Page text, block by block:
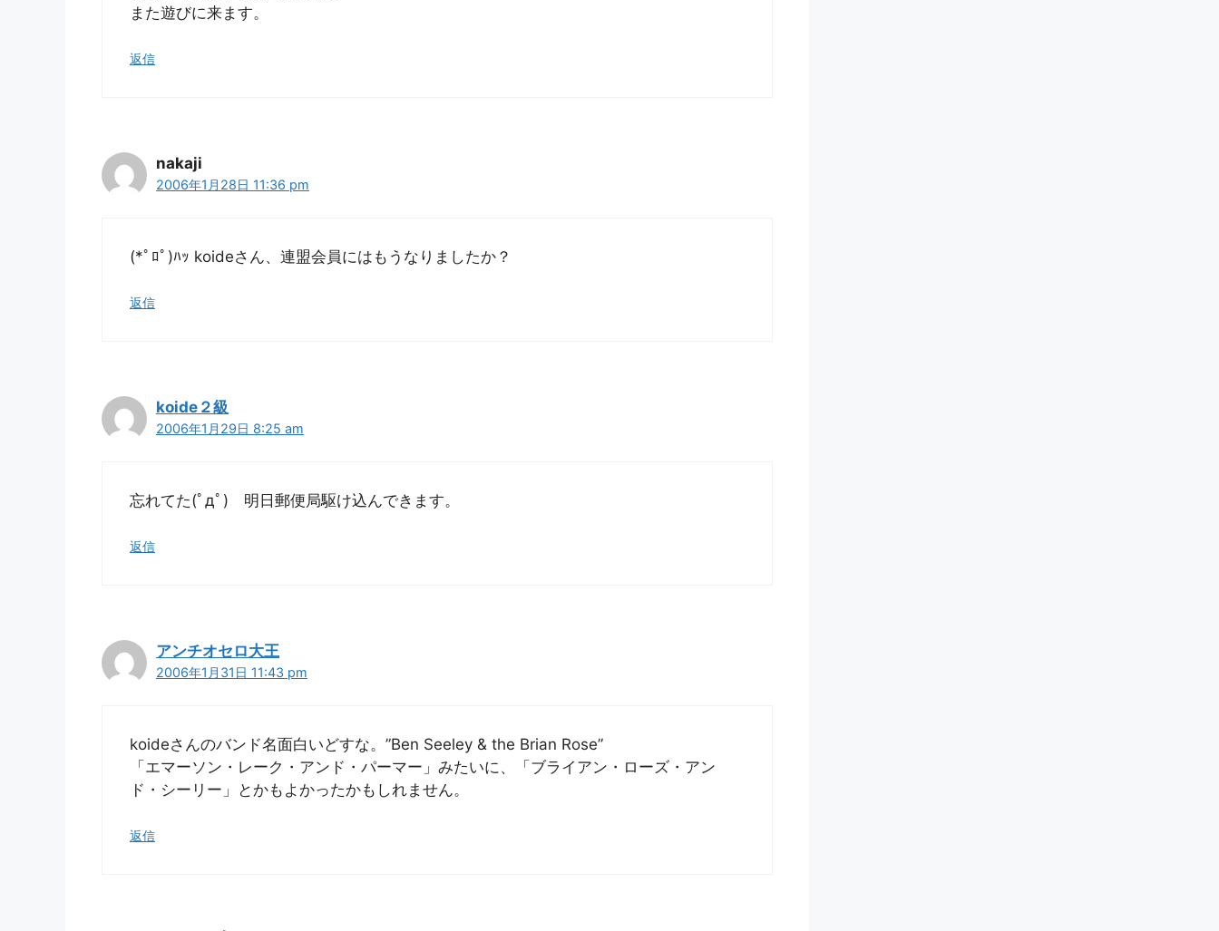
また遊びに来ます。
返信
nakaji
2006年1月28日 11:36 pm
(*ﾟﾛﾟ)ﾊｯ koideさん、連盟会員にはもうなりましたか？
返信
koide２級
2006年1月29日 8:25 am
忘れてた(ﾟдﾟ) 明日郵便局駆け込んできます。
返信
アンチオセロ大王
2006年1月31日 11:43 pm
koideさんのバンド名面白いどすな。”Ben Seeley & the Brian Rose”
「エマーソン・レーク・アンド・パーマー」みたいに、「ブライアン・ローズ・アン
ド・シーリー」とかもよかったかもしれません。
返信